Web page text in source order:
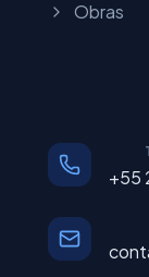
Obras
+55